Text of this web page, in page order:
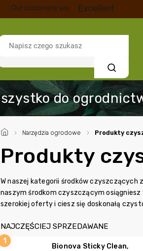
Szukaj
/ Narzędzia ogrodowe / Produkty
Produkty
W naszej kategorii środków czyszczących
naszym środkom czyszczącym
szerokiej oferty i ciesz się doskonałą
NAJCZĘŚCIEJ SPRZEDAWANE
Bionova Sticky Clean,